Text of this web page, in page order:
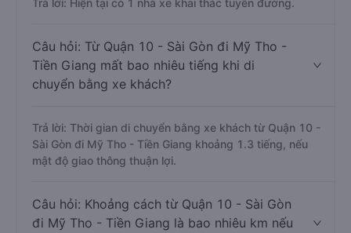
Trả lời: Hiện tại có 1 nhà xe khai thác tuyến đường.
Câu hỏi: Từ Quận 10 - Sài Gòn đi Mỹ Tho -
Tiền Giang mất bao nhiêu tiếng khi di
chuyển bằng xe khách?
Trả lời: Thời gian di chuyển bằng xe khách từ Quận 10 -
Sài Gòn đi Mỹ Tho - Tiền Giang khoảng 1.3 tiếng, nếu
mật độ giao thông thuận lợi.
Câu hỏi: Khoảng cách từ Quận 10 - Sài Gòn
đi Mỹ Tho - Tiền Giang là bao nhiêu km nếu